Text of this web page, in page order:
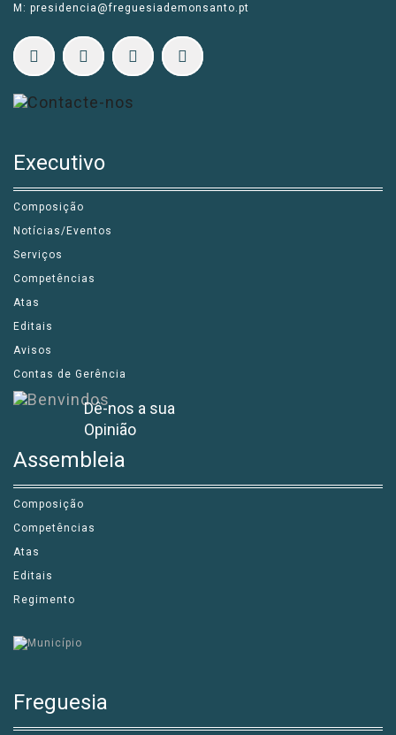
M: presidencia@freguesiademonsanto.pt
Executivo
Composição
Notícias/Eventos
Serviços
Competências
Atas
Editais
Avisos
Contas de Gerência
Dê-nos a sua
Opinião
Assembleia
Composição
Competências
Atas
Editais
Regimento
Freguesia